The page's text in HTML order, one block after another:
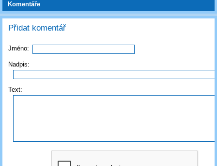
Komentáře
Přidat komentář
Jméno:
Nadpis:
Text: